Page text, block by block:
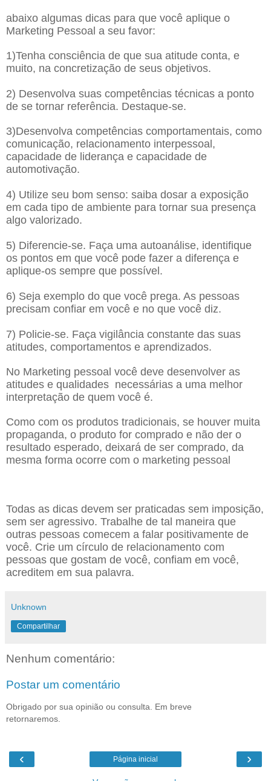
abaixo algumas dicas para que você aplique o
Marketing Pessoal a seu favor:
1)Tenha consciência de que sua atitude conta, e
muito, na concretização de seus objetivos.
2) Desenvolva suas competências técnicas a ponto
de se tornar referência. Destaque-se.
3)Desenvolva competências comportamentais, como
comunicação, relacionamento interpessoal,
capacidade de liderança e capacidade de
automotivação.
4) Utilize seu bom senso: saiba dosar a exposição
em cada tipo de ambiente para tornar sua presença
algo valorizado.
5) Diferencie-se. Faça uma autoanálise, identifique
os pontos em que você pode fazer a diferença e
aplique-os sempre que possível.
6) Seja exemplo do que você prega. As pessoas
precisam confiar em você e no que você diz.
7) Policie-se. Faça vigilância constante das suas
atitudes, comportamentos e aprendizados.
No Marketing pessoal você deve desenvolver as
atitudes e qualidades necessárias a uma melhor
interpretação de quem você é.
Como com os produtos tradicionais, se houver muita
propaganda, o produto for comprado e não der o
resultado esperado, deixará de ser comprado, da
mesma forma ocorre com o marketing pessoal
Todas as dicas devem ser praticadas sem imposição,
sem ser agressivo. Trabalhe de tal maneira que
outras pessoas comecem a falar positivamente de
você. Crie um círculo de relacionamento com
pessoas que gostam de você, confiam em você,
acreditem em sua palavra.
Unknown
Compartilhar
Nenhum comentário:
Postar um comentário
Obrigado por sua opinião ou consulta. Em breve
retornaremos.
‹ ›
Página inicial